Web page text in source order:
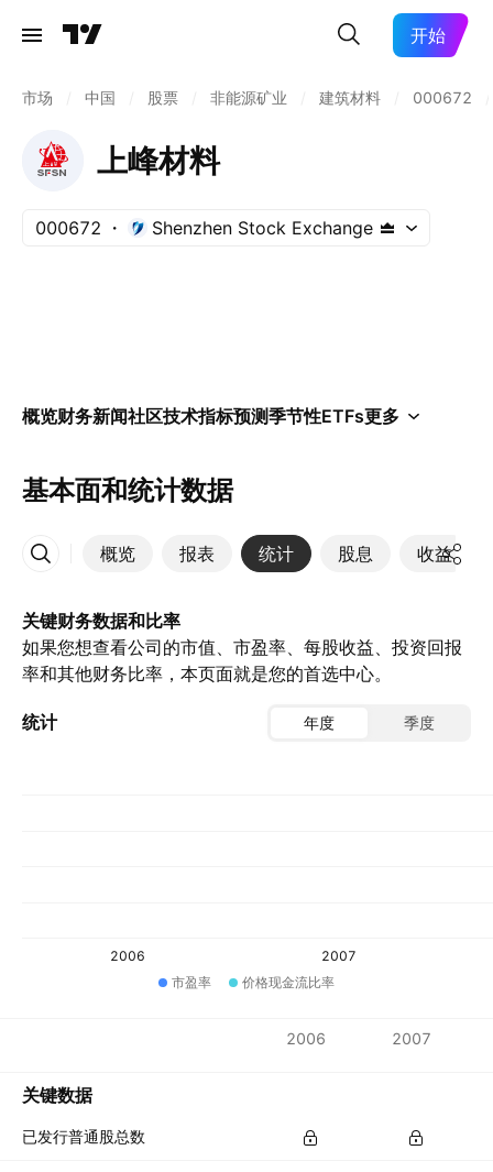
开始
市场 中国 股票 非能源矿业 建筑材料 000672
上峰材料
000672 Shenzhen Stock Exchange
概览财务新闻社区技术指标预测季节性ETFs更多
基本面和统计数据
概览 报表 统计 股息 收益
更多
关键财务数据和比率
如果您想查看公司的市值、市盈率、每股收益、投资回报
率和其他财务比率，本页面就是您的首选中心。
统计 年度 季度
2006
2007
市盈率
价格现金流比率
2006 2007
关键数据
已发行普通股总数